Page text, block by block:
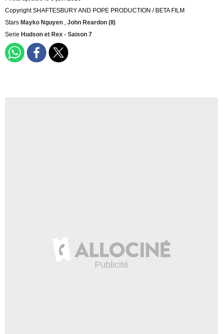
Copyright SHAFTESBURY AND POPE PRODUCTION / BETA FILM
Stars Mayko Nguyen , John Reardon (II)
Serie Hudson et Rex - Saison 7